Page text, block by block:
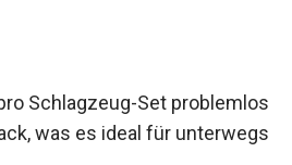
Schlagzeug-Set problemlos
was es ideal für unterwegs